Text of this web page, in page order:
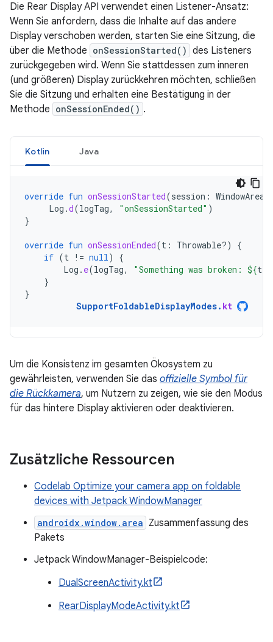
Die Rear Display API verwendet einen Listener-Ansatz:
Wenn Sie anfordern, dass die Inhalte auf das andere
Display verschoben werden, starten Sie eine Sitzung, die
über die Methode onSessionStarted() des Listeners
zurückgegeben wird. Wenn Sie stattdessen zum inneren
(und größeren) Display zurückkehren möchten, schließen
Sie die Sitzung und erhalten eine Bestätigung in der
Methode onSessionEnded() .
Kotlin Java
override fun onSessionStarted(session :
Log .d(logTag, "onSessionStarted" )
}
override fun onSessionEnded(t : Throwable?)
{
if (t != null)
{
Log . e(logTag, "Something was broken: ${t
}
}
SupportFoldableDisplayModes. kt
Um die Konsistenz im gesamten Ökosystem zu
gewährleisten, verwenden Sie das offizielle Symbol für
die Rückkamera, um Nutzern zu zeigen, wie sie den Modus
für das hintere Display aktivieren oder deaktivieren.
Zusätzliche Ressourcen
Codelab Optimize your camera app on foldable
devices with Jetpack WindowManager
androidx.window.area Zusammenfassung des
Pakets
Jetpack WindowManager-Beispielcode:
DualScreenActivity.kt
RearDisplayModeActivity.kt